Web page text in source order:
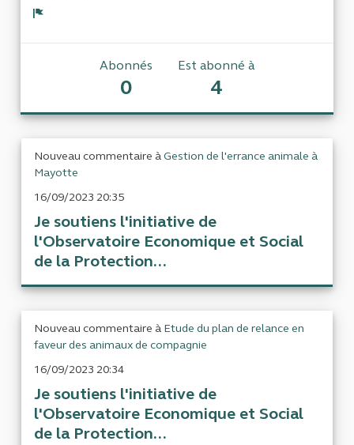
Abonnés
0
Est abonné à
4
Nouveau commentaire àGestion de l'errance animale à
Mayotte
16/09/2023 20:35
Je soutiens l'initiative de
l'Observatoire Economique et Social
de la Protection...
Nouveau commentaire à Etude du plan de relance en
faveur des animaux de compagnie
16/09/2023 20:34
Je soutiens l'initiative de
l'Observatoire Economique et Social
de la Protection...